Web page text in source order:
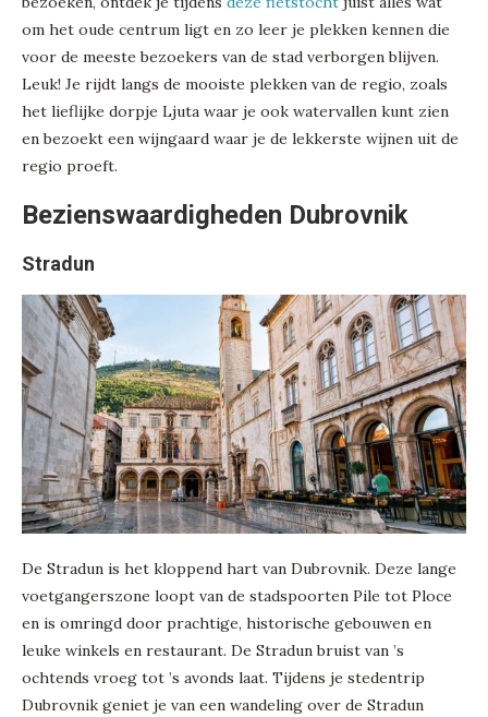
om het oude centrum ligt en zo leer je plekken kennen die
voor de meeste bezoekers van de stad verborgen blijven.
Leuk! Je rijdt langs de mooiste plekken van de regio, zoals
het lieflijke dorpje Ljuta waar je ook watervallen kunt zien
en bezoekt een wijngaard waar je de lekkerste wijnen uit de
regio proeft.
Bezienswaardigheden Dubrovnik
Stradun
De Stradun is het kloppend hart van Dubrovnik. Deze lange
voetgangerszone loopt van de stadspoorten Pile tot Ploce
en is omringd door prachtige, historische gebouwen en
leuke winkels en restaurant. De Stradun bruist van ’s
ochtends vroeg tot ’s avonds laat. Tijdens je stedentrip
Dubrovnik geniet je van een wandeling over de Stradun